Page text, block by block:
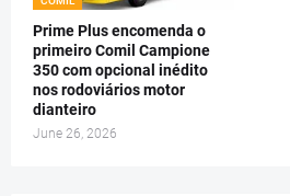
Prime Plus encomenda o
primeiro Comil Campione
350 com opcional inédito
nos rodoviários motor
dianteiro
June 26, 2026